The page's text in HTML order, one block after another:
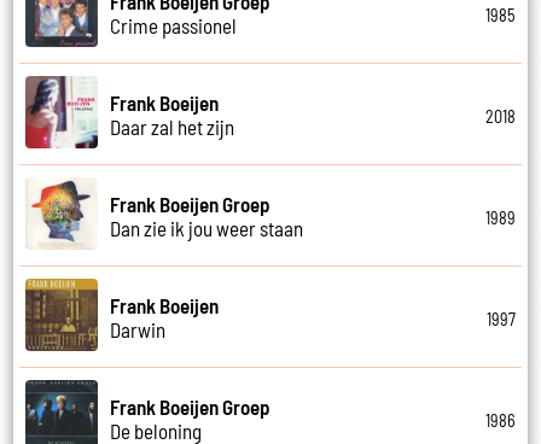
Crime passionel
1985
Frank Boeijen
Daar zal het zijn
2018
Frank Boeijen Groep
Dan zie ik jou weer staan
1989
Frank Boeijen
Darwin
1997
Frank Boeijen Groep
De beloning
1986